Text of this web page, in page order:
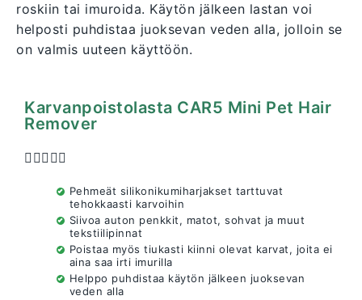
roskiin tai imuroida. Käytön jälkeen lastan voi
helposti puhdistaa juoksevan veden alla, jolloin se
on valmis uuteen käyttöön.
Karvanpoistolasta CAR5 Mini Pet Hair
Remover
  
Pehmeät silikonikumiharjakset tarttuvat
tehokkaasti karvoihin
Siivoa auton penkkit, matot, sohvat ja muut
tekstiilipinnat
Poistaa myös tiukasti kiinni olevat karvat, joita ei
aina saa irti imurilla
Helppo puhdistaa käytön jälkeen juoksevan
veden alla